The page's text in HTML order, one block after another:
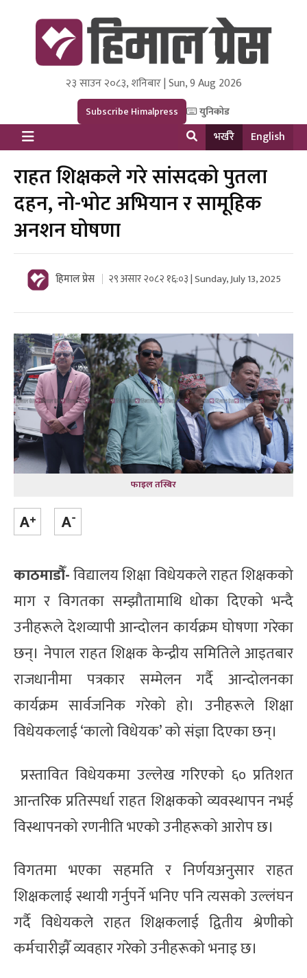
Himal Press
Dot NewsyNepal Media and Research Pvt Ltd.
२३ साउन २०८३, शनिबार | Sun, 9 Aug 2026
Subscribe Himalpress युनिकोड
भर्खरै English
राहत शिक्षकले गरे सांसदको पुतला
दहन, नो-भोट अभियान र सामूहिक
अनशन घोषणा
हिमाल प्रेस २९ असार २०८२ १६:०३ | Sunday, July 13, 2025
फाइल तस्बिर
काठमाडौँ-विद्यालय शिक्षा विधेयकले राहत शिक्षकको
माग र विगतका सम्झौतामाथि धोका दिएको भन्दै
उनीहरूले देशव्यापी आन्दोलन कार्यक्रम घोषणा गरेका
छन्। नेपाल राहत शिक्षक केन्द्रीय समितिले आइतबार
राजधानीमा पत्रकार सम्मेलन गर्दै आन्दोलनका
कार्यक्रम सार्वजनिक गरेको हो। उनीहरूले शिक्षा
विधेयकलाई ‘कालो विधेयक’ को संज्ञा दिएका छन्।
प्रस्तावित विधेयकमा उल्लेख गरिएको ६० प्रतिशत
आन्तरिक प्रतिस्पर्धा राहत शिक्षकको व्यवस्थापन नभई
विस्थापनको रणनीति भएको उनीहरूको आरोप छ।
विगतमा भएका सहमति र निर्णयअनुसार राहत
शिक्षकलाई स्थायी गर्नुपर्ने भनिए पनि त्यसको उल्लंघन
गर्दै विधेयकले राहत शिक्षकलाई द्वितीय श्रेणीको
कर्मचारीझैँ व्यवहार गरेको उनीहरूको भनाइ छ।